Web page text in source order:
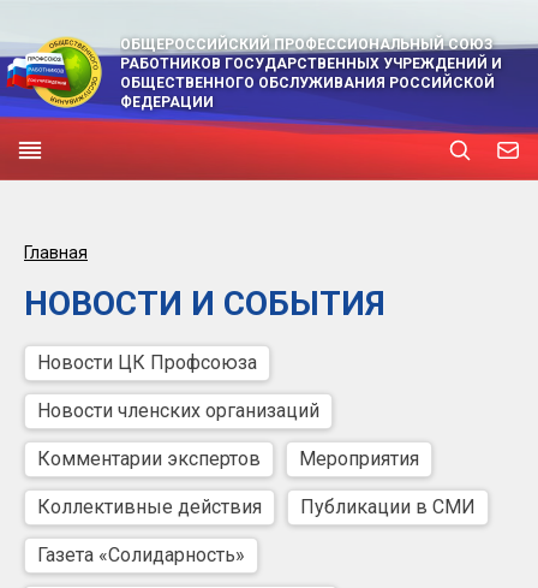
ОБЩЕРОССИЙСКИЙ ПРОФЕССИОНАЛЬНЫЙ СОЮЗ
РАБОТНИКОВ ГОСУДАРСТВЕННЫХ УЧРЕЖДЕНИЙ И
ОБЩЕСТВЕННОГО ОБСЛУЖИВАНИЯ РОССИЙСКОЙ
ФЕДЕРАЦИИ
Главная
НОВОСТИ И СОБЫТИЯ
Новости ЦК Профсоюза
Новости членских организаций
Комментарии экспертов Мероприятия
Коллективные действия Публикации в СМИ
Газета «Солидарность»